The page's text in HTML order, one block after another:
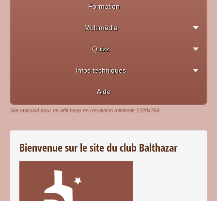
Formation
Multimédia
Quizz
Infos techniques
Aide
Site optimisé pour un affichage en résolution minimale 1220x768
Bienvenue sur le site du club Balthazar